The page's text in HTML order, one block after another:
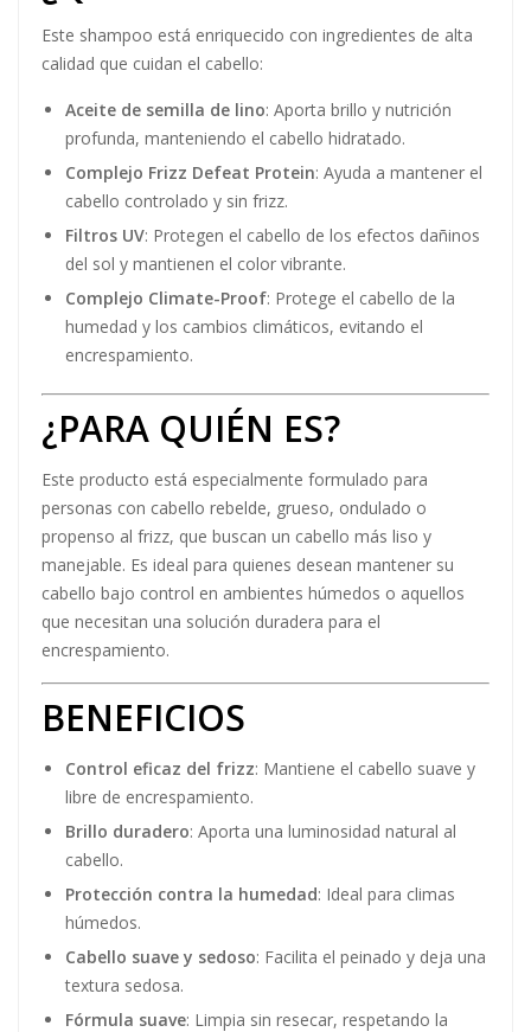
Este shampoo está enriquecido con ingredientes de alta
calidad que cuidan el cabello:
Aceite de semilla de lino: Aporta brillo y nutrición
profunda, manteniendo el cabello hidratado.
Complejo Frizz Defeat Protein: Ayuda a mantener el
cabello controlado y sin frizz.
Filtros UV: Protegen el cabello de los efectos dañinos
del sol y mantienen el color vibrante.
Complejo Climate-Proof: Protege el cabello de la
humedad y los cambios climáticos, evitando el
encrespamiento.
¿PARA QUIÉN ES?
Este producto está especialmente formulado para
personas con cabello rebelde, grueso, ondulado o
propenso al frizz, que buscan un cabello más liso y
manejable. Es ideal para quienes desean mantener su
cabello bajo control en ambientes húmedos o aquellos
que necesitan una solución duradera para el
encrespamiento.
BENEFICIOS
Control eficaz del frizz: Mantiene el cabello suave y
libre de encrespamiento.
Brillo duradero: Aporta una luminosidad natural al
cabello.
Protección contra la humedad: Ideal para climas
húmedos.
Cabello suave y sedoso: Facilita el peinado y deja una
textura sedosa.
Fórmula suave: Limpia sin resecar, respetando la